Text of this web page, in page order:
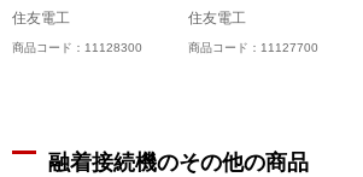
住友電工
商品コード：11128300
住友電工
商品コード：11127700
融着接続機のその他の商品